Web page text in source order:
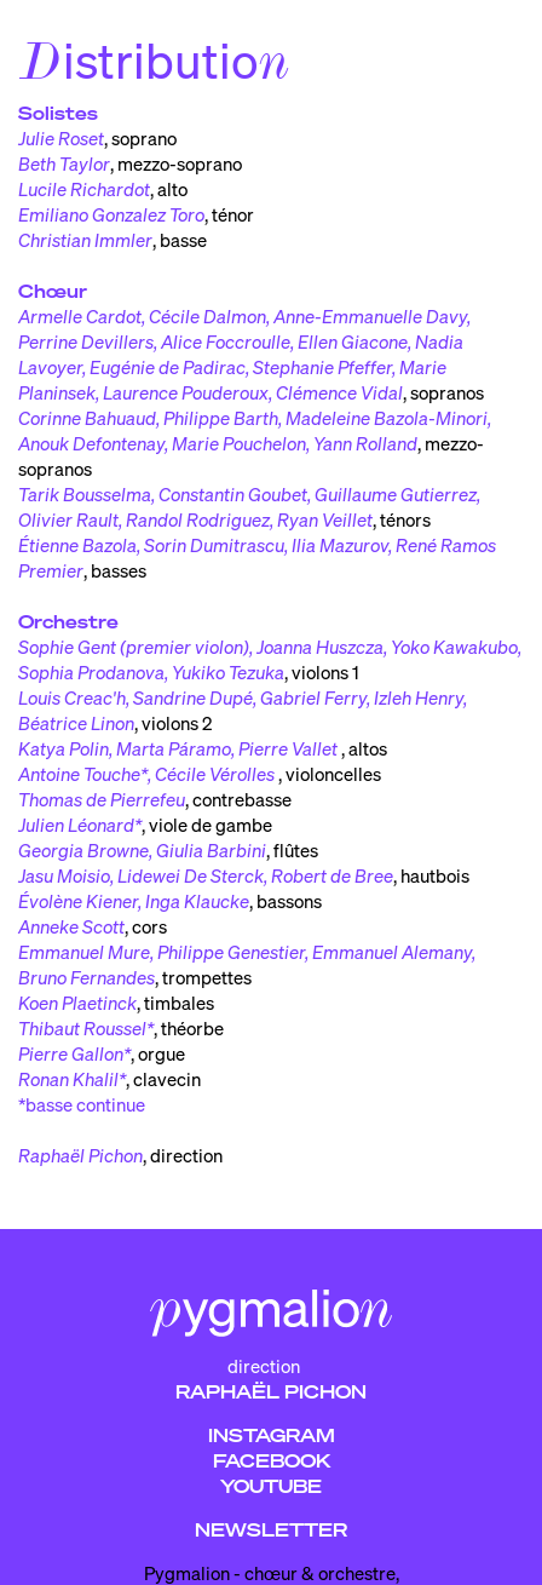
Distribution
Solistes
Julie Roset,soprano
Beth Taylor, mezzo-soprano
Lucile Richardot,alto
Emiliano Gonzalez Toro,ténor
Christian Immler, basse
Chœur
Armelle Cardot, Cécile Dalmon, Anne-Emmanuelle Davy,
Perrine Devillers, Alice Foccroulle, Ellen Giacone, Nadia
Lavoyer, Eugénie de Padirac, Stephanie Pfeffer, Marie
Planinsek, Laurence Pouderoux, Clémence Vidal,sopranos
Corinne Bahuaud, Philippe Barth, Madeleine Bazola-Minori,
Anouk Defontenay, Marie Pouchelon, Yann Rolland, mezzo-
sopranos
Tarik Bousselma, Constantin Goubet, Guillaume Gutierrez,
Olivier Rault, Randol Rodriguez, Ryan Veillet,ténors
Étienne Bazola, Sorin Dumitrascu, Ilia Mazurov, René Ramos
Premier, basses
Orchestre
Sophie Gent (premier violon), Joanna Huszcza, Yoko Kawakubo,
Sophia Prodanova, Yukiko Tezuka,violons 1
Louis Creac'h, Sandrine Dupé, Gabriel Ferry, Izleh Henry,
Béatrice Linon,violons 2
Katya Polin, Marta Páramo, Pierre Vallet,altos
Antoine Touche*, Cécile Vérolles,violoncelles
Thomas de Pierrefeu,contrebasse
Julien Léonard*,viole de gambe
Georgia Browne, Giulia Barbini,flûtes
Jasu Moisio, Lidewei De Sterck, Robert de Bree, hautbois
Évolène Kiener, Inga Klaucke, bassons
Anneke Scott,cors
Emmanuel Mure, Philippe Genestier, Emmanuel Alemany,
Bruno Fernandes,trompettes
Koen Plaetinck,timbales
Thibaut Roussel*,théorbe
Pierre Gallon*,orgue
Ronan Khalil*,clavecin
*basse continue
Raphaël Pichon,direction
direction
RAPHAËL PICHON
INSTAGRAM
FACEBOOK
YOUTUBE
NEWSLETTER
Pygmalion - chœur & orchestre,